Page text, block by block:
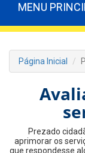
MENU
Página Inicial
Prezado
aprimorar os
que respondesse